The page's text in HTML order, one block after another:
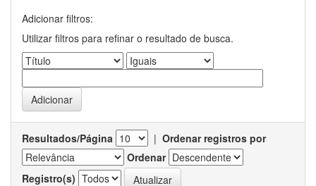
Adicionar filtros:
Utilizar filtros para refinar o resultado de busca.
Resultados/Página | Ordenar registros por
Ordenar
Registro(s)